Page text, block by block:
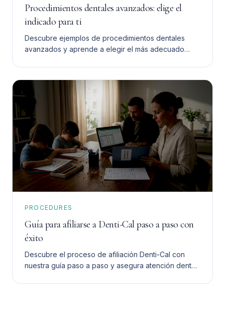
Procedimientos dentales avanzados: elige el
indicado para ti
Descubre ejemplos de procedimientos dentales
avanzados y aprende a elegir el más adecuado
PROCEDURES
Guía para afiliarse a Denti-Cal paso a paso con
éxito
Descubre el proceso de afiliación Denti-Cal con
nuestra guía paso a paso y asegura atención dental